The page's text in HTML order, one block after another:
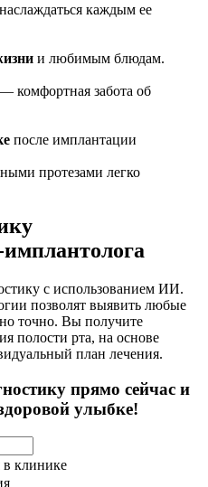
каждым ее
и любимым блюдам.
— комфортная забота об
после имплантации
протезами легко
имплантолога
с использованием ИИ.
позволят выявить любые
точно. Вы получите
полости рта, на основе
план лечения.
прямо сейчас и
улыбке!
в клинике